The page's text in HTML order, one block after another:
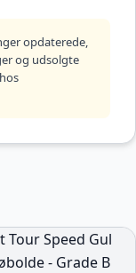
opdaterede,
og udsolgte